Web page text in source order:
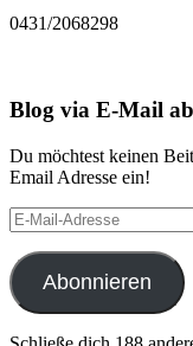
0431/2068298
Blog via E-Mail
Du möchtest keinen
Email Adresse ein!
E-
Mail-
Adresse
Abonnieren